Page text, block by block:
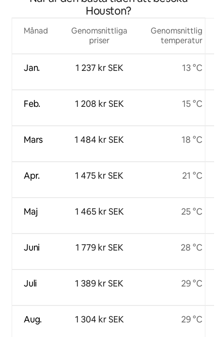
Houston?
Månad
Jan.
Feb.
Mars
Apr.
Maj
Juni
Juli
Aug.
Genomsnittliga
priser
1 237 kr SEK
1 208 kr SEK
1 484 kr SEK
1 475 kr SEK
1 465 kr SEK
1 779 kr SEK
1 389 kr SEK
1 304 kr SEK
Genomsnittlig
temperatur
13 °C
15 °C
18 °C
21 °C
25 °C
28 °C
29 °C
29 °C